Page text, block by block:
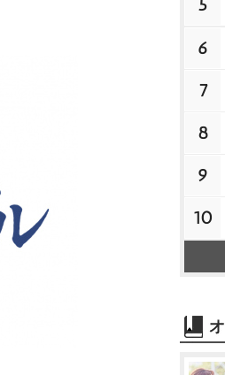
5
6
7
8
9
10